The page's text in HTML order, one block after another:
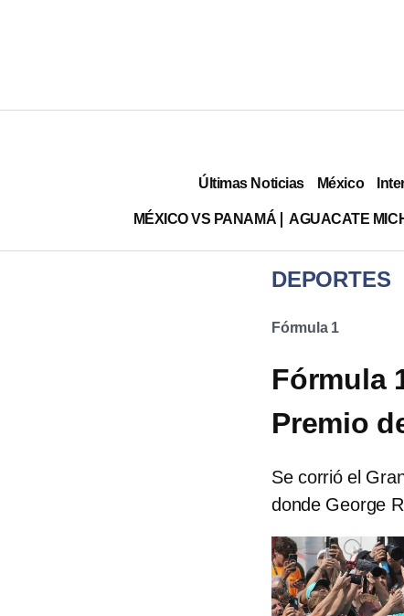
Últimas Noticias México
MÉXICO VS PANAMÁ AGUACATE
DEPORTES
Fórmula 1
Fórmula
Premio
Se corrió el
donde George